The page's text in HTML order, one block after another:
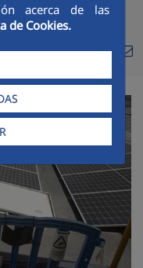
acerca de las
de Cookies.
Compartir en
Compartir en
Compartir en
RSS